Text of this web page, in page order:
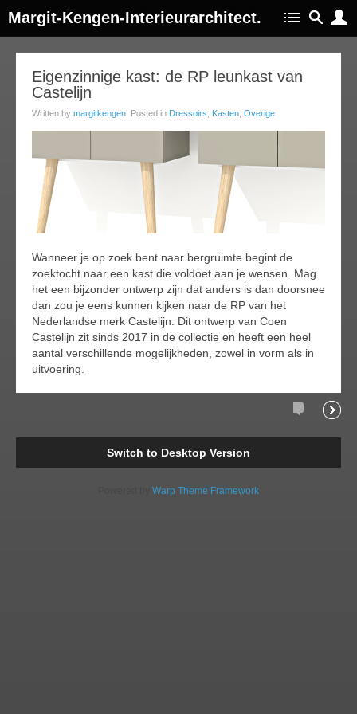
Margit-Kengen-Interieurarchitect.
Eigenzinnige kast: de RP leunkast van
Castelijn
Written by margitkengen . Posted in Dressoirs Kasten Overige
Wanneer je op zoek bent naar bergruimte begint de
zoektocht naar een kast die voldoet aan je wensen. Mag
het een bijzonder ontwerp zijn dat anders is dan doorsnee
dan zou je eens kunnen kijken naar de RP van het
Nederlandse merk Castelijn. Dit ontwerp van Coen
Castelijn zit sinds 2017 in de collectie en heeft een heel
aantal verschillende mogelijkheden, zowel in vorm als in
uitvoering.
Comments
Switch to Desktop Version
Warp Theme Framework